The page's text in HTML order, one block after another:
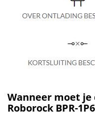
Wanneer moet
Roborock BPR-